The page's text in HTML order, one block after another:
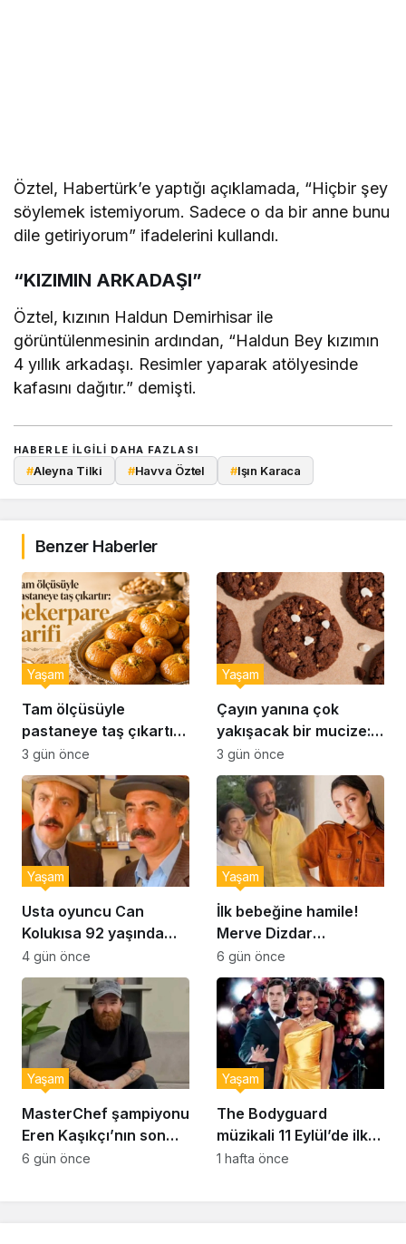
Öztel, Habertürk’e yaptığı açıklamada, “Hiçbir şey
söylemek istemiyorum. Sadece o da bir anne bunu
dile getiriyorum” ifadelerini kullandı.
“KIZIMIN ARKADAŞI”
Öztel, kızının Haldun Demirhisar ile
görüntülenmesinin ardından, “Haldun Bey kızımın
4 yıllık arkadaşı. Resimler yaparak atölyesinde
kafasını dağıtır.” demişti.
HABERLE ILGILI DAHA FAZLASI
#Aleyna Tilki #Havva Öztel #Işın Karaca
Benzer Haberler
Tam ölçüsüyle
pastaneye taş çıkartır:
Şekerpare tarifi
Yaşam
3 gün önce
Çayın yanına çok
yakışacak bir mucize:
Brownie tadında ıslak
kurabiye tarifi…
Yaşam
3 gün önce
Usta oyuncu Can
Kolukısa 92 yaşında
hayatını kaybetti
Yaşam
4 gün önce
İlk bebeğine hamile!
Merve Dizdar
sessizliğini bozdu: ‘İsim
bulmak çok zor’
Yaşam
6 gün önce
MasterChef şampiyonu
Eren Kaşıkçı’nın son
anlarındaki kahreden
Yaşam
6 gün önce
The Bodyguard
müzikali 11 Eylül’de ilk
kez Türkiye’de
Yaşam
1 hafta önce